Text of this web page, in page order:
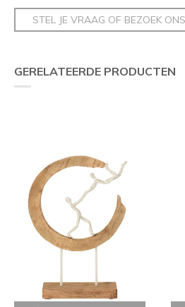
STEL JE VRAAG OF BEZOEK ONS
GERELATEERDE PRODUCTEN